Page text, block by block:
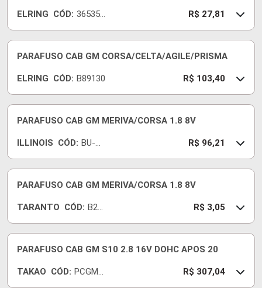
ELRING CÓD: 365350
R$ 27,81
PARAFUSO CAB GM CORSA/CELTA/AGILE/PRISMA
ELRING CÓD: B89130 R$ 103,40
PARAFUSO CAB GM MERIVA/CORSA 1.8 8V
ILLINOIS CÓD: BU-
R$ 96,21
PARAFUSO CAB GM MERIVA/CORSA 1.8 8V
TARANTO CÓD: B24
R$ 3,05
PARAFUSO CAB GM S10 2.8 16V DOHC APOS 20
TAKAO CÓD: PCGM2
R$ 307,04